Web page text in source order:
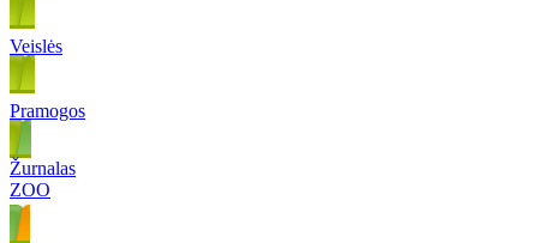
Veislės
Pramogos
Žurnalas
ZOO